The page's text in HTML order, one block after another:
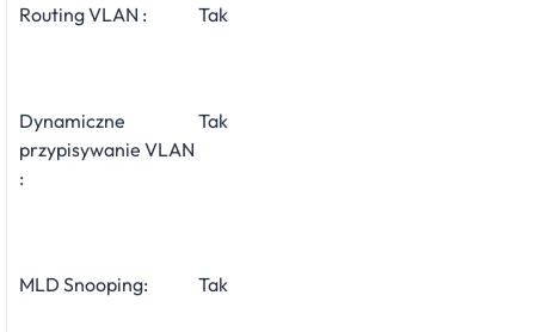
Routing VLAN : Tak
Dynamiczne
przypisywanie VLAN
:
Tak
MLD Snooping: Tak